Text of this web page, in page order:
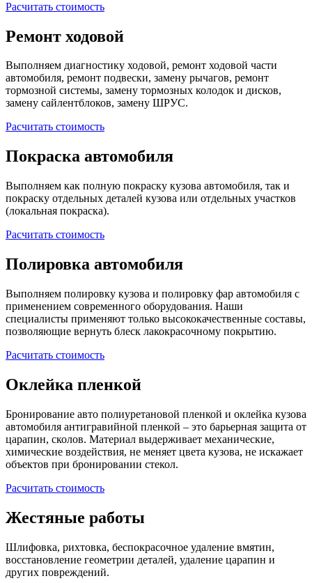
Расчитать стоимость
Ремонт ходовой
Выполняем диагностику ходовой, ремонт ходовой части
автомобиля, ремонт подвески, замену рычагов, ремонт
тормозной системы, замену тормозных колодок и дисков,
замену сайлентблоков, замену ШРУС.
Расчитать стоимость
Покраска автомобиля
Выполняем как полную покраску кузова автомобиля, так и
покраску отдельных деталей кузова или отдельных участков
(локальная покраска).
Расчитать стоимость
Полировка автомобиля
Выполняем полировку кузова и полировку фар автомобиля с
применением современного оборудования. Наши
специалисты применяют только высококачественные составы,
позволяющие вернуть блеск лакокрасочному покрытию.
Расчитать стоимость
Оклейка пленкой
Бронирование авто полиуретановой пленкой и оклейка кузова
автомобиля антигравийной пленкой – это барьерная защита от
царапин, сколов. Материал выдерживает механические,
химические воздействия, не меняет цвета кузова, не искажает
объектов при бронировании стекол.
Расчитать стоимость
Жестяные работы
Шлифовка, рихтовка, беспокрасочное удаление вмятин,
восстановление геометрии деталей, удаление царапин и
других повреждений.